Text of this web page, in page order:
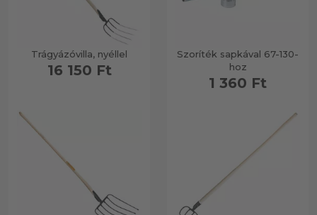
Trágyázóvilla, nyéllel
16 150 Ft
Szoríték sapkával 67-130-
hoz
1 360 Ft